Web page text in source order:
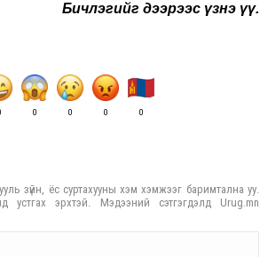
Бичлэгийг дээрээс үзнэ үү.
0 0 0 0
зүйн, ёс суртахууны хэм хэмжээг баримтална уу.
устгах эрхтэй. Мэдээний сэтгэгдэлд Urug.mn